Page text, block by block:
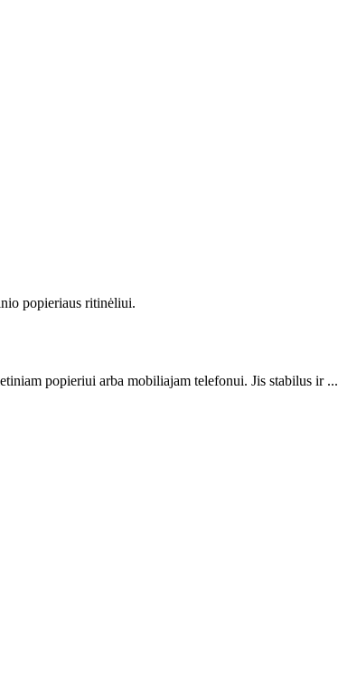
popieriaus ritinėliui.
popieriui arba mobiliajam telefonui. Jis stabilus ir ...